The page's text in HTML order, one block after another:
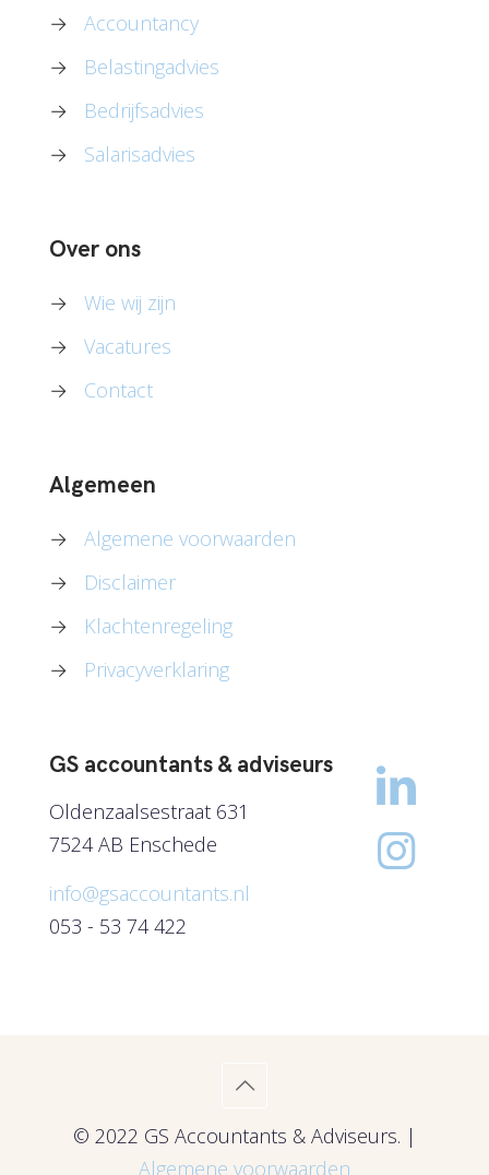
→
Accountancy
→
Belastingadvies
→
Bedrijfsadvies
→
Salarisadvies
Over ons
→
Wie wij zijn
→
Vacatures
→
Contact
Algemeen
→
Algemene voorwaarden
→
Disclaimer
→
Klachtenregeling
→
Privacyverklaring
GS accountants & adviseurs
Oldenzaalsestraat 631
7524 AB Enschede
info@gsaccountants.nl
053 - 53 74 422
© 2022 GS Accountants & Adviseurs. |
Algemene voorwaarden